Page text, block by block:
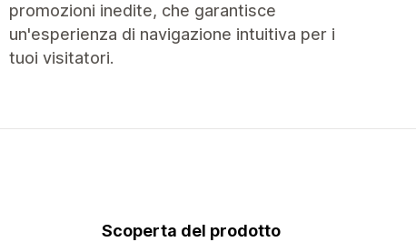
promozioni inedite, che garantisce
un'esperienza di navigazione intuitiva per i
tuoi visitatori.
Scoperta del prodotto